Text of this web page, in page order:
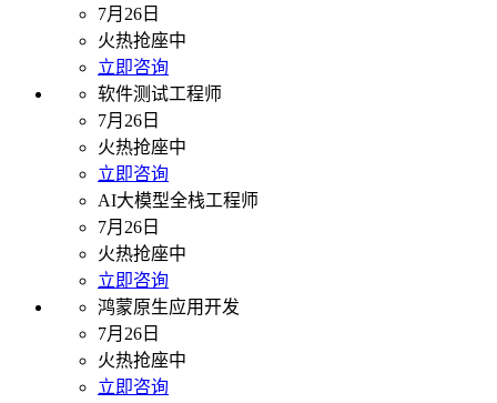
7月26日
火热抢座中
立即咨询
软件测试工程师
7月26日
火热抢座中
立即咨询
AI大模型全栈工程师
7月26日
火热抢座中
立即咨询
鸿蒙原生应用开发
7月26日
火热抢座中
立即咨询